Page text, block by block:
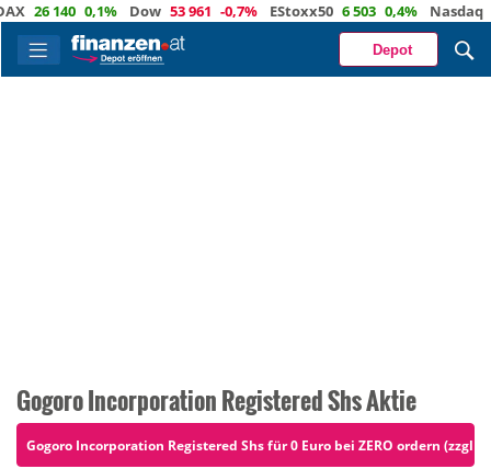
26 140 0,1% Dow 53 961 -0,7% EStoxx50 6 503 0,4% Nasdaq 29
Depot
Gogoro Incorporation Registered Shs Aktie
Gogoro Incorporation Registered Shs für 0 Euro bei ZERO ordern (zzgl.